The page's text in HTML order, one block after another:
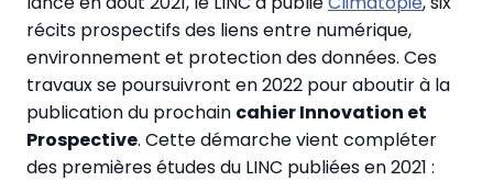
récits prospectifs des liens entre numérique,
environnement et protection des données. Ces
travaux se poursuivront en 2022 pour aboutir à la
publication du prochain cahier Innovation et
Prospective. Cette démarche vient compléter
des premières études du LINC publiées en 2021 :